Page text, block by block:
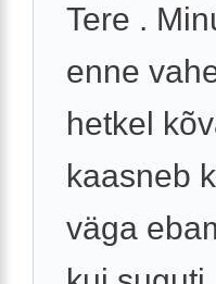
Tere .
enne
hetkel
kaasneb
väga